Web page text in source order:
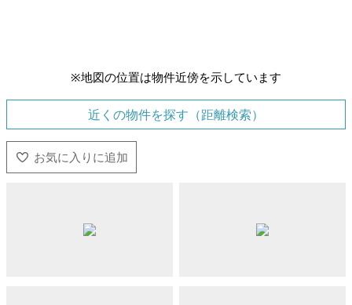
※地図の位置は物件近傍を示しています
近くの物件を探す（距離検索）